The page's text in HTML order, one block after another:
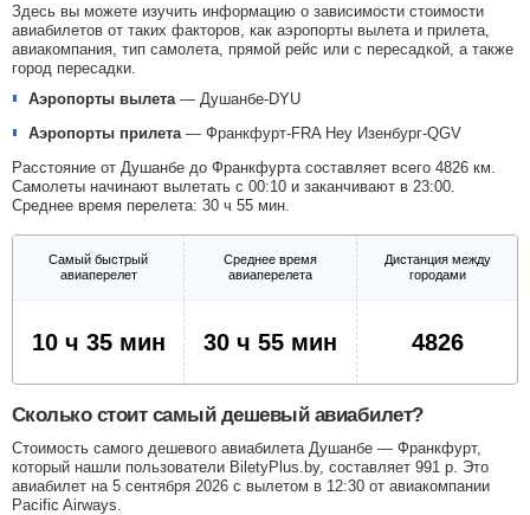
Здесь вы можете изучить информацию о зависимости стоимости
авиабилетов от таких факторов, как аэропорты вылета и прилета,
авиакомпания, тип самолета, прямой рейс или с пересадкой, а также
город пересадки.
Аэропорты вылета — Душанбе-DYU
Аэропорты прилета — Франкфурт-FRA Неу Изенбург-QGV
Расстояние от Душанбе до Франкфурта составляет всего 4826 км.
Самолеты начинают вылетать с 00:10 и заканчивают в 23:00.
Среднее время перелета: 30 ч 55 мин.
Самый быстрый
авиаперелет
Среднее время
авиаперелета
Дистанция между
городами
10 ч 35 мин 30 ч 55 мин 4826
Сколько стоит самый дешевый авиабилет?
Стоимость самого дешевого авиабилета Душанбе — Франкфурт,
который нашли пользователи BiletyPlus.by, составляет 991 р . Это
авиабилет на 5 сентября 2026 с вылетом в 12:30 от авиакомпании
Pacific Airways.